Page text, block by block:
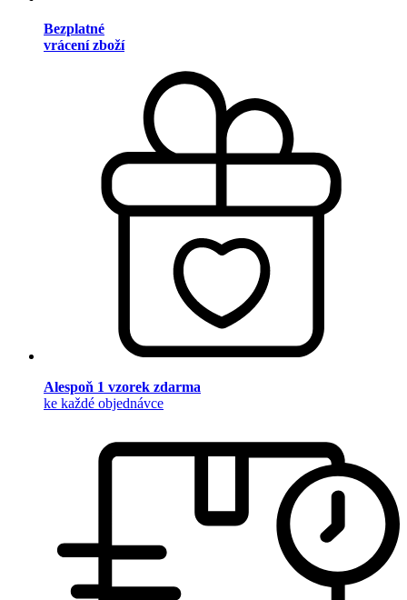
Bezplatné
vrácení zboží
Alespoň 1 vzorek zdarma
ke každé objednávce